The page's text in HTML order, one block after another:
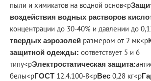
пыли и химикатов на водной основ<p
воздействия водных растворов
концентрации до 30-40% и давлении до
твердых аэрозолей размером от 2 мк<p
защитной одежды: оответствует 5 и 6
типу<pЭлектростатическая защита:
белы<pГОСТ 12.4.100-8<pВес 0,28 кг<p